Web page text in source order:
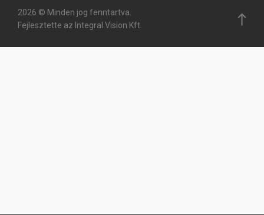
2026 © Minden jog fenntartva.
Fejlesztette az Integral Vision Kft.